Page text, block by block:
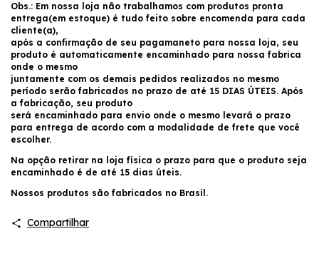
Obs.: Em nossa loja não trabalhamos com produtos pronta
entrega(em estoque) é tudo feito sobre encomenda para cada
cliente(a),
após a confirmação de seu pagamaneto para nossa loja, seu
produto é automaticamente encaminhado para nossa fabrica
onde o mesmo
juntamente com os demais pedidos realizados no mesmo
período serão fabricados no prazo de até 15 DIAS ÚTEIS. Após
a fabricação, seu produto
será encaminhado para envio onde o mesmo levará o prazo
para entrega de acordo com a modalidade de frete que você
escolher.
Na opção retirar na loja física o prazo para que o produto seja
encaminhado é de até 15 dias úteis.
Nossos produtos são fabricados no Brasil.
Compartilhar